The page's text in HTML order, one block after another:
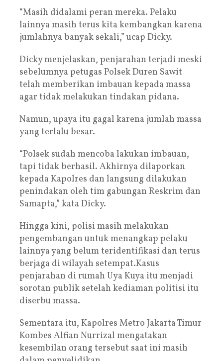
“Masih didalami peran mereka. Pelaku
lainnya masih terus kita kembangkan karena
jumlahnya banyak sekali,” ucap Dicky.
Dicky menjelaskan, penjarahan terjadi meski
sebelumnya petugas Polsek Duren Sawit
telah memberikan imbauan kepada massa
agar tidak melakukan tindakan pidana.
Namun, upaya itu gagal karena jumlah massa
yang terlalu besar.
“Polsek sudah mencoba lakukan imbauan,
tapi tidak berhasil. Akhirnya dilaporkan
kepada Kapolres dan langsung dilakukan
penindakan oleh tim gabungan Reskrim dan
Samapta,” kata Dicky.
Hingga kini, polisi masih melakukan
pengembangan untuk menangkap pelaku
lainnya yang belum teridentifikasi dan terus
berjaga di wilayah setempat.Kasus
penjarahan di rumah Uya Kuya itu menjadi
sorotan publik setelah kediaman politisi itu
diserbu massa.
Sementara itu, Kapolres Metro Jakarta Timur
Kombes Alfian Nurrizal mengatakan
kesembilan orang tersebut saat ini masih